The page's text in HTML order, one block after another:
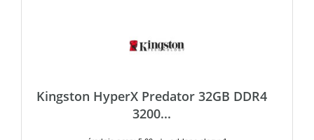
Kingston HyperX Predator 32GB DDR4
3200...